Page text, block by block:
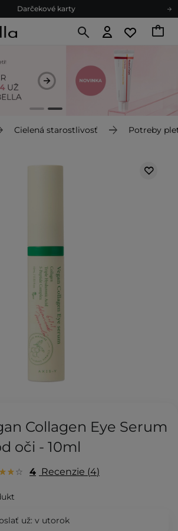
Ekologické balenie
Odmeňovací program
Ekologické balenie
Cielená starostlivosť Potreby
Collagen Eye Serum
oči - 10ml
4 Recenzie 4
už: v utorok